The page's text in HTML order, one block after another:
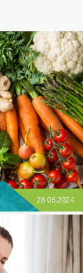
28.06.2024